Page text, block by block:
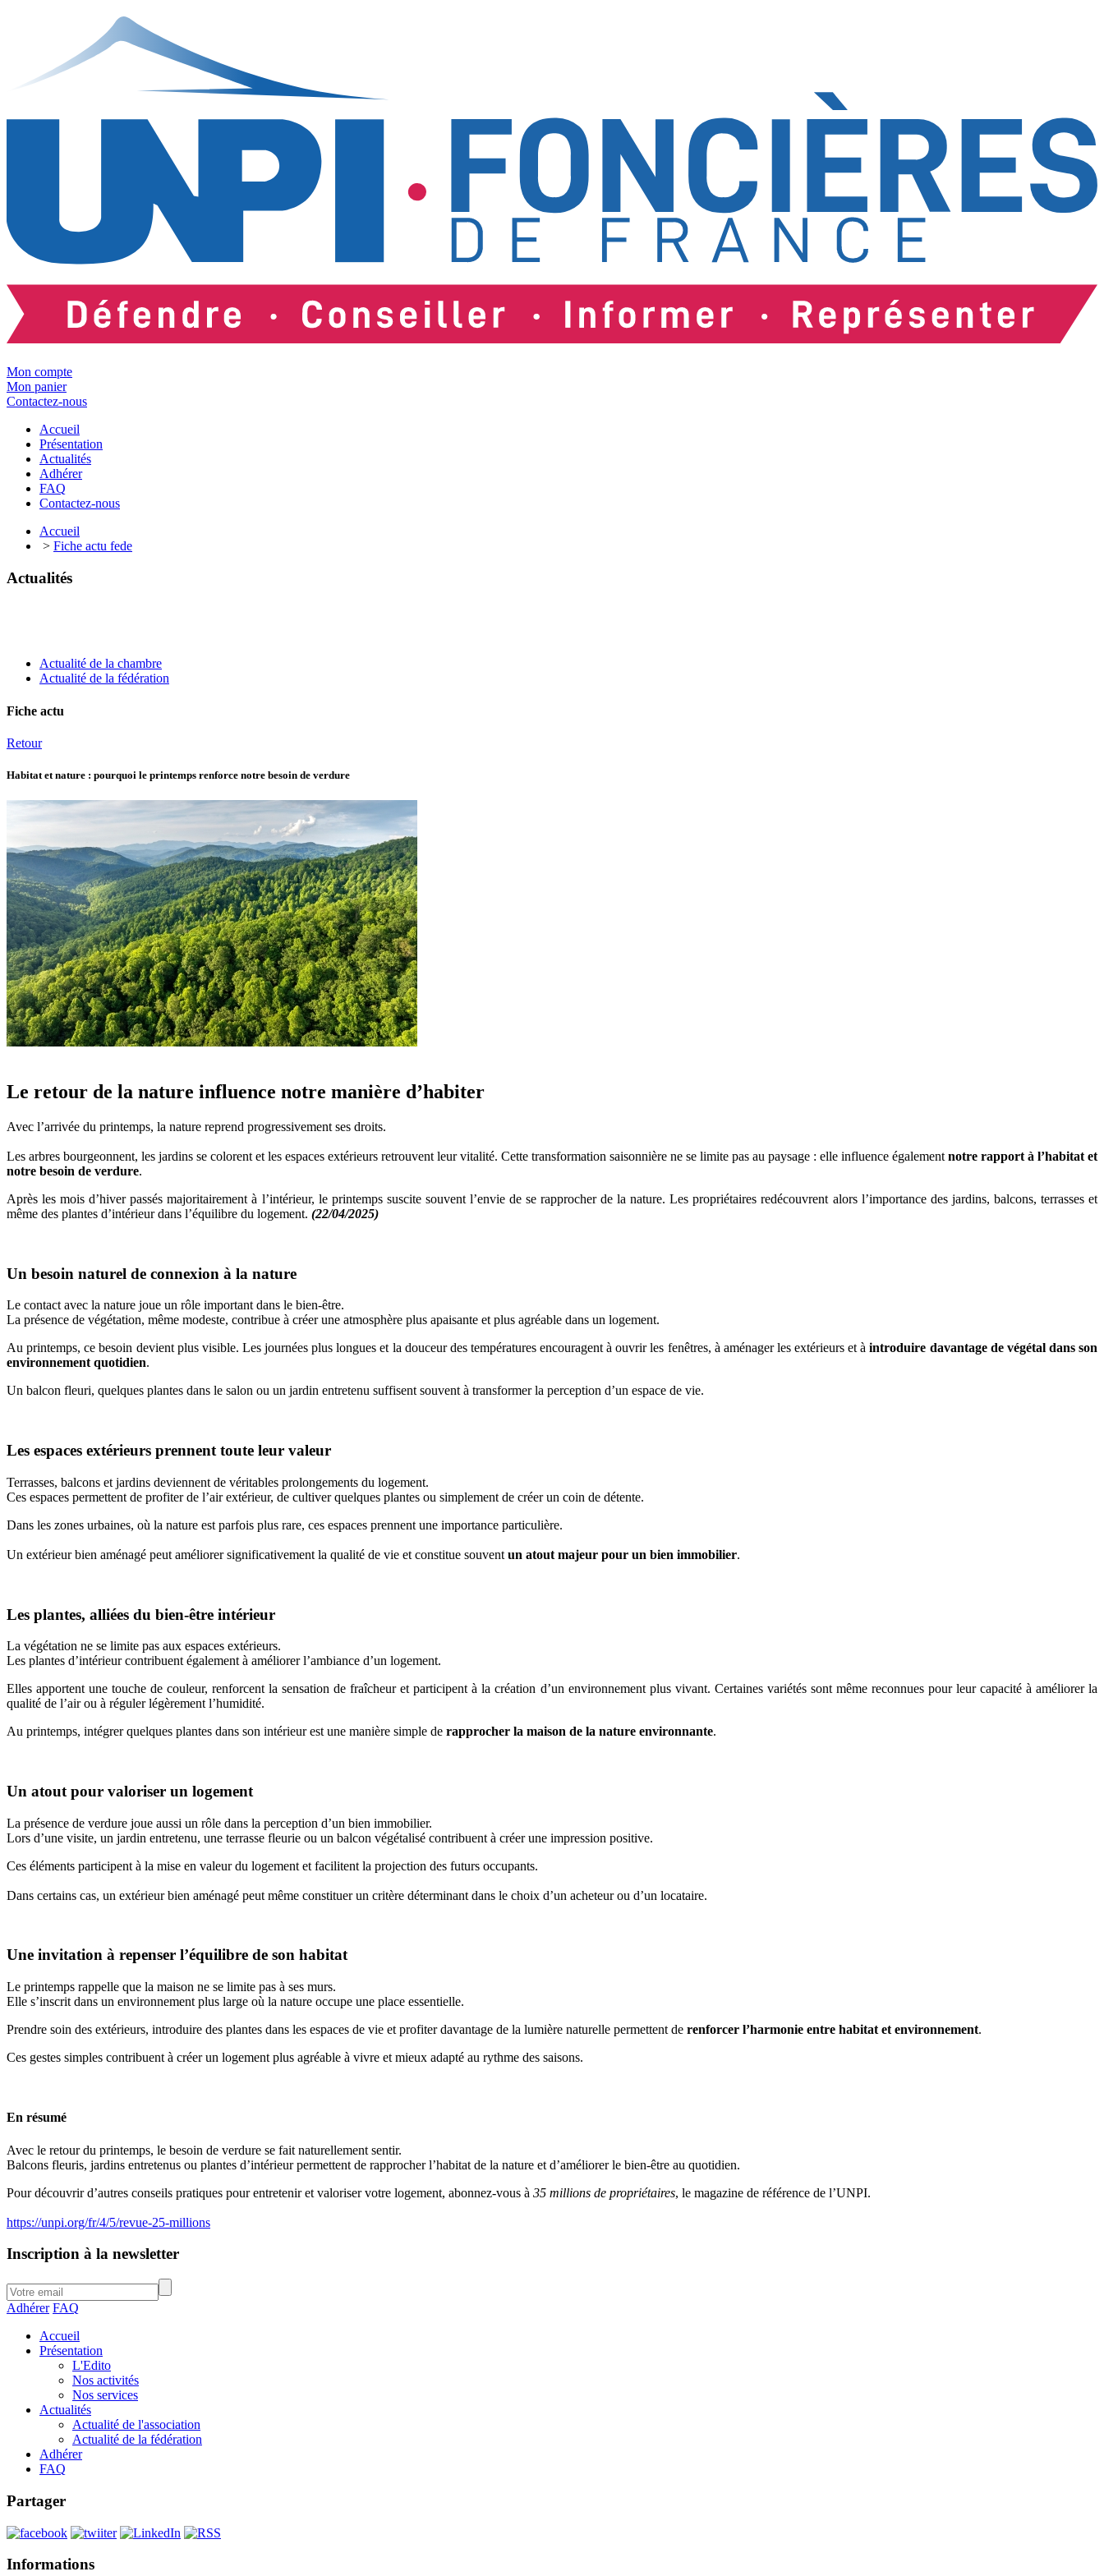
Mon compte
Mon panier
Contactez-nous
Accueil
Présentation
Actualités
Adhérer
FAQ
Contactez-nous
Accueil
> Fiche actu fede
Actualités
Actualité de la chambre
Actualité de la fédération
Fiche actu
Retour
Habitat et nature : pourquoi le printemps renforce notre besoin de verdure
Le retour de la nature influence notre manière d’habiter
Avec l’arrivée du printemps, la nature reprend progressivement ses droits.
Les arbres bourgeonnent, les jardins se colorent et les espaces extérieurs retrouvent leur vitalité. Cette transformation saisonnière ne se limite pas au paysage : elle influence également notre rapport à l’habitat et
notre besoin de verdure.
Après les mois d’hiver passés majoritairement à l’intérieur, le printemps suscite souvent l’envie de se rapprocher de la nature. Les propriétaires redécouvrent alors l’importance des jardins, balcons, terrasses et
même des plantes d’intérieur dans l’équilibre du logement. (22/04/2025)
Un besoin naturel de connexion à la nature
Le contact avec la nature joue un rôle important dans le bien-être.
La présence de végétation, même modeste, contribue à créer une atmosphère plus apaisante et plus agréable dans un logement.
Au printemps, ce besoin devient plus visible. Les journées plus longues et la douceur des températures encouragent à ouvrir les fenêtres, à aménager les extérieurs et àintroduire davantage de végétal dans son
environnement quotidien.
Un balcon fleuri, quelques plantes dans le salon ou un jardin entretenu suffisent souvent à transformer la perception d’un espace de vie.
Les espaces extérieurs prennent toute leur valeur
Terrasses, balcons et jardins deviennent de véritables prolongements du logement.
Ces espaces permettent de profiter de l’air extérieur, de cultiver quelques plantes ou simplement de créer un coin de détente.
Dans les zones urbaines, où la nature est parfois plus rare, ces espaces prennent une importance particulière.
Un extérieur bien aménagé peut améliorer significativement la qualité de vie et constitue souvent un atout majeur pour un bien immobilier.
Les plantes, alliées du bien-être intérieur
La végétation ne se limite pas aux espaces extérieurs.
Les plantes d’intérieur contribuent également à améliorer l’ambiance d’un logement.
Elles apportent une touche de couleur, renforcent la sensation de fraîcheur et participent à la création d’un environnement plus vivant. Certaines variétés sont même reconnues pour leur capacité à améliorer la
qualité de l’air ou à réguler légèrement l’humidité.
Au printemps, intégrer quelques plantes dans son intérieur est une manière simple de rapprocher la maison de la nature environnante.
Un atout pour valoriser un logement
La présence de verdure joue aussi un rôle dans la perception d’un bien immobilier.
Lors d’une visite, un jardin entretenu, une terrasse fleurie ou un balcon végétalisé contribuent à créer une impression positive.
Ces éléments participent à la mise en valeur du logement et facilitent la projection des futurs occupants.
Dans certains cas, un extérieur bien aménagé peut même constituer un critère déterminant dans le choix d’un acheteur ou d’un locataire.
Une invitation à repenser l’équilibre de son habitat
Le printemps rappelle que la maison ne se limite pas à ses murs.
Elle s’inscrit dans un environnement plus large où la nature occupe une place essentielle.
Prendre soin des extérieurs, introduire des plantes dans les espaces de vie et profiter davantage de la lumière naturelle permettent de renforcer l’harmonie entre habitat et environnement.
Ces gestes simples contribuent à créer un logement plus agréable à vivre et mieux adapté au rythme des saisons.
En résumé
Avec le retour du printemps, le besoin de verdure se fait naturellement sentir.
Balcons fleuris, jardins entretenus ou plantes d’intérieur permettent de rapprocher l’habitat de la nature et d’améliorer le bien-être au quotidien.
Pour découvrir d’autres conseils pratiques pour entretenir et valoriser votre logement, abonnez-vous à 35 millions de propriétaires, le magazine de référence de l’UNPI.
https://unpi.org/fr/4/5/revue-25-millions
Inscription à la newsletter
Adhérer FAQ
Accueil
Présentation
L'Edito
Nos activités
Nos services
Actualités
Actualité de l'association
Actualité de la fédération
Adhérer
FAQ
Partager
Informations